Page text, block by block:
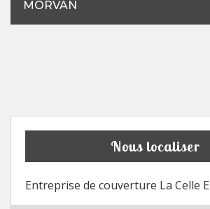
MORVAN
Nous localiser
Entreprise de couverture La Celle